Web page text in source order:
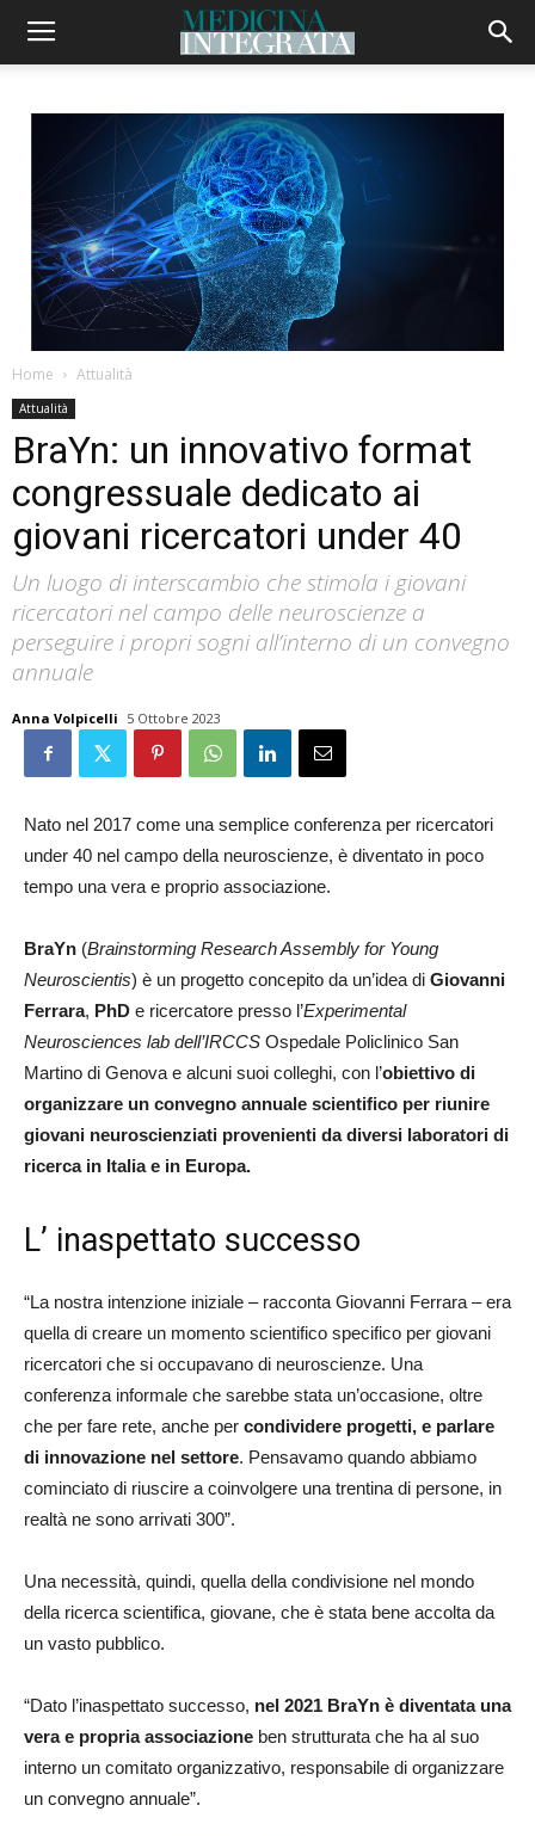
Home Attualità
Attualità
BraYn: un innovativo format
congressuale dedicato ai
giovani ricercatori under 40
Un luogo di interscambio che stimola i giovani
ricercatori nel campo delle neuroscienze a
perseguire i propri sogni all’interno di un convegno
annuale
Anna Volpicelli 5 Ottobre 2023
Nato nel 2017 come una semplice conferenza per ricercatori
under 40 nel campo della neuroscienze, è diventato in poco
tempo una vera e proprio associazione.
BraYn (Brainstorming Research Assembly for Young
Neuroscientis) è un progetto concepito da un’idea di Giovanni
Ferrara, PhD e ricercatore presso l’Experimental
Neurosciences lab dell’IRCCS Ospedale Policlinico San
Martino di Genova e alcuni suoi colleghi, con l’obiettivo di
organizzare un convegno annuale scientifico per riunire
giovani neuroscienziati provenienti da diversi laboratori di
ricerca in Italia e in Europa.
L’ inaspettato successo
“La nostra intenzione iniziale – racconta Giovanni Ferrara – era
quella di creare un momento scientifico specifico per giovani
ricercatori che si occupavano di neuroscienze. Una
conferenza informale che sarebbe stata un’occasione, oltre
che per fare rete, anche per condividere progetti, e parlare
di innovazione nel settore. Pensavamo quando abbiamo
cominciato di riuscire a coinvolgere una trentina di persone, in
realtà ne sono arrivati 300”.
Una necessità, quindi, quella della condivisione nel mondo
della ricerca scientifica, giovane, che è stata bene accolta da
un vasto pubblico.
“Dato l’inaspettato successo, nel 2021 BraYn è diventata una
vera e propria associazione ben strutturata che ha al suo
interno un comitato organizzativo, responsabile di organizzare
un convegno annuale”.